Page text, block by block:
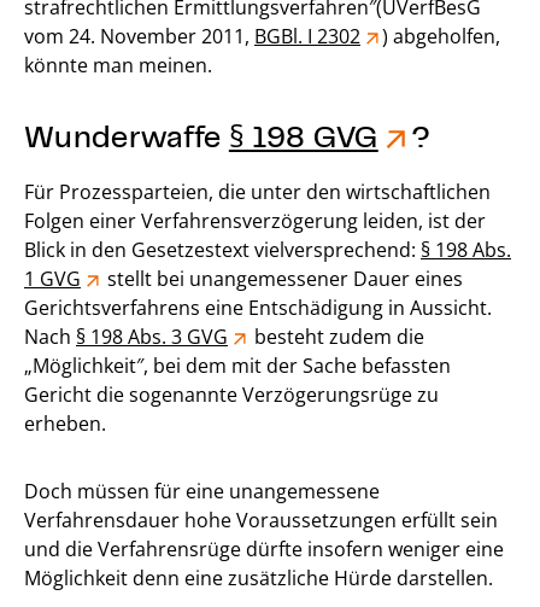
strafrechtlichen Ermittlungsverfahren″(ÜVerfBesG
vom 24. November 2011, BGBl. I 2302
) abgeholfen,
könnte man meinen.
Wunderwaffe § 198 GVG ?
Für Prozessparteien, die unter den wirtschaftlichen
Folgen einer Verfahrensverzögerung leiden, ist der
Blick in den Gesetzestext vielversprechend: § 198 Abs.
1 GVG
stellt bei unangemessener Dauer eines
Gerichtsverfahrens eine Entschädigung in Aussicht.
Nach § 198 Abs. 3 GVG
besteht zudem die
„Möglichkeit″, bei dem mit der Sache befassten
Gericht die sogenannte Verzögerungsrüge zu
erheben.
Doch müssen für eine unangemessene
Verfahrensdauer hohe Voraussetzungen erfüllt sein
und die Verfahrensrüge dürfte insofern weniger eine
Möglichkeit denn eine zusätzliche Hürde darstellen.